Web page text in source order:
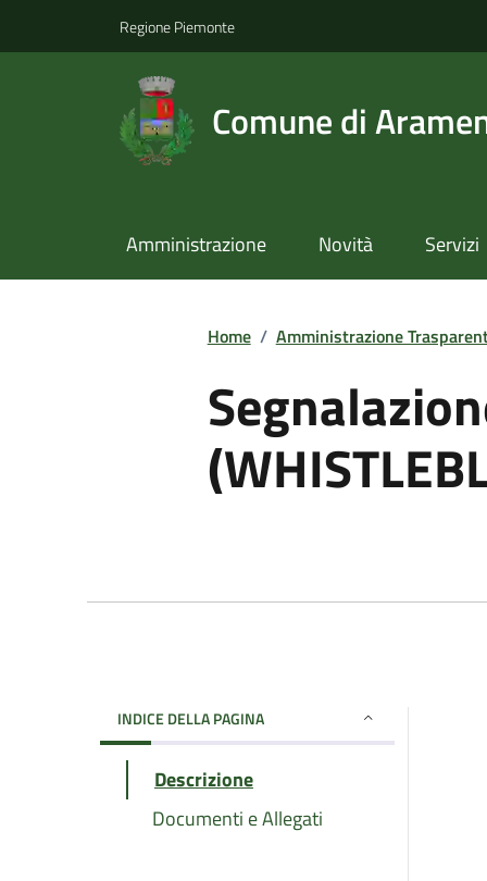
Regione Piemonte
Comune di
Amministrazione Novità Servizi
Home / Amministrazione
INDICE DELLA PAGINA
Descrizione
Documenti e Allegati